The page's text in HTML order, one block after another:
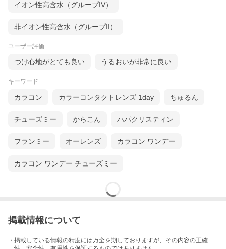
イオン性高含水（グループIV）
非イオン性高含水（グループII）
ユーザー評価
つけ心地がとても良い うるおいが非常に良い
キーワード
カラコン カラーコンタクトレンズ 1day ちゅるん
チューズミー からこん ハパクリスティン
フランミー オーレンズ カラコン ワンデー
カラコン ワンデー チューズミー
掲載情報について
・掲載している情報の精度には万全を期しておりますが、その内容の正確